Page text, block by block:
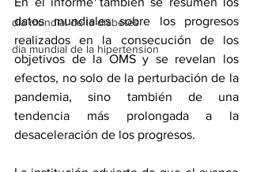
dia mundial de la diabetes
dia mundial de la hipertension
datos mundiales sobre los progresos
realizados en la consecución de los
objetivos de la OMS y se revelan los
efectos, no solo de la perturbación de la
pandemia, sino también de una
tendencia más prolongada a la
desaceleración de los progresos.